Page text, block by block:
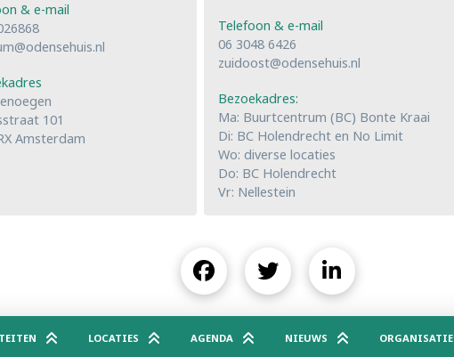
& e-mail
101
Amsterdam
Telefoon & e-mail
06 3048 6426
zuidoost@odensehuis.nl
Bezoekadres:
Ma: Buurtcentrum (BC) Bonte Kraai
Di: BC Holendrecht en No Limit
Wo: diverse locaties
Do: BC Holendrecht
Vr: Nellestein
LOCATIES AGENDA NIEUWS ORGANISATIE